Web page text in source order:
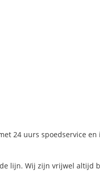
24 uurs spoedservice en
lijn. Wij zijn vrijwel altijd